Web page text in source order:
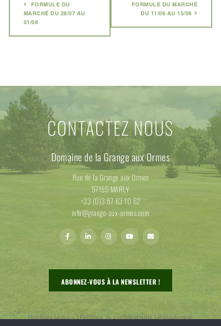
FORMULE DU
MARCHÉ DU 28/07 AU
01/08
FORMULE DU MARCHÉ
DU 11/08 AU 15/08
CONTACTEZ NOUS
Domaine de la Grange aux Ormes
Rue de la Grange aux Ormes
57155 MARLY
+33 (0)3 87 63 10 62
info@grange-aux-ormes.com
ABONNEZ-VOUS À LA NEWSLETTER !
Mentions Légales|Politique de confidentialité|Recrutement